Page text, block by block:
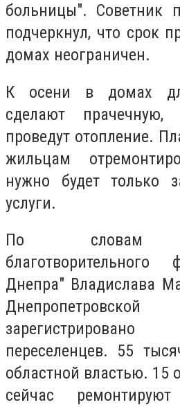
больницы". Советник
подчеркнул, что срок
домах неограничен.
К осени в домах
сделают прачечную,
проведут отопление.
жильцам
нужно будет только
услуги.
По словам
Днепра" Владислава
переселенцев. 55
областной властью. 15
сейчас